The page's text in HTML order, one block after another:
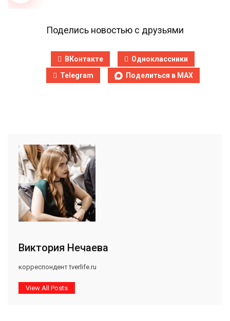
Поделись новостью с друзьями
ВКонтакте
Одноклассники
Telegram
Поделиться в MAX
Виктория Нечаева
корреспондент tverlife.ru
View All Posts